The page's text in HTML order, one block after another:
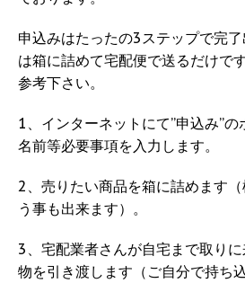
申込みはたったの3ステップで完
は箱に詰めて宅配便で送るだけで
参考下さい。
1、インターネットにて”申込み”
名前等必要事項を入力します。
2、売りたい商品を箱に詰めます
う事も出来ます）。
3、宅配業者さんが自宅まで取り
物を引き渡します（ご自分で持ち